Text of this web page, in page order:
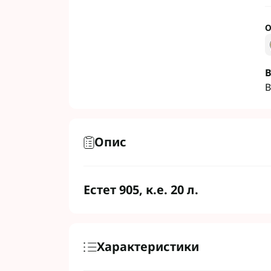
Фунгіциди Для
Фунгіциди Для
Опис
Естет 905, к.е. 20 л.
Характеристики